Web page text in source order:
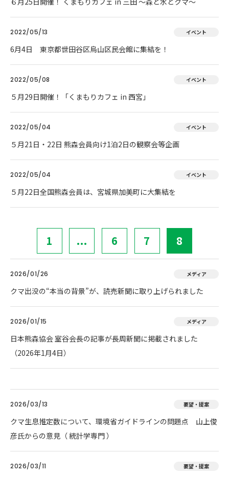
2022/05/13 イベント
6月4日 東京都世田谷区烏山区民会館に集結を！
2022/05/08 イベント
５月29日開催！「くまもりカフェ in 西宮」
2022/05/04 イベント
５月21日・22日 熊森会員向け1泊2日の観察会等企画
2022/05/04 イベント
５月22日全国熊森会員は、宮城県加美町に大集結を
1 ... 6 7 8
2026/01/26 メディア
クマ出没の“本当の背景”が、読売新聞に取り上げられました
2026/01/15 メディア
日本熊森協会 室谷会長の記事が長周新聞に掲載されました
（2026年1月4日）
2026/03/13 要望・提案
クマ生息推定数について、環境省ガイドラインの問題点 山上俊
彦氏からの意見（ 統計学専門 ）
2026/03/11 要望・提案